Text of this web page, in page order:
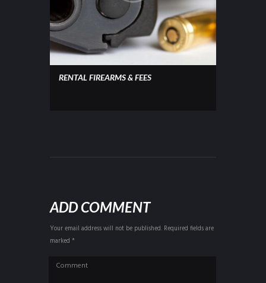
RENTAL FIREARMS & FEES
ADD COMMENT
Your email address will not be published. Required fields are
marked *